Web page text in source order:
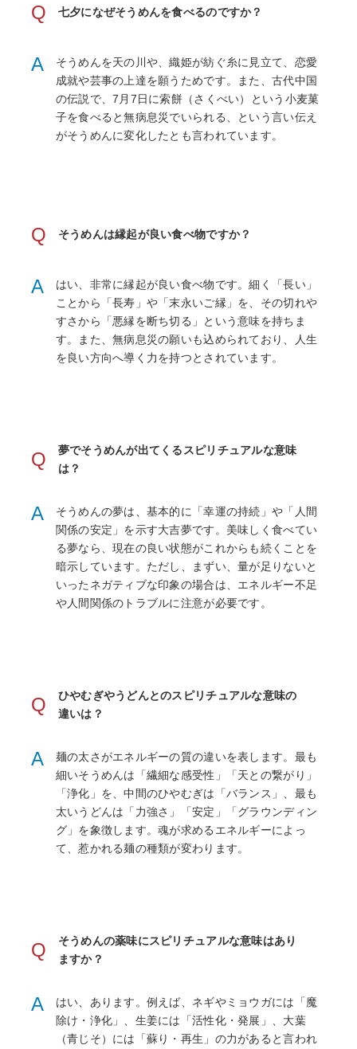
Q 七夕になぜそうめんを食べるのですか？
A
そうめんを天の川や、織姫が紡ぐ糸に見立て、恋愛
成就や芸事の上達を願うためです。また、古代中国
の伝説で、7月7日に索餅（さくべい）という小麦菓
子を食べると無病息災でいられる、という言い伝え
がそうめんに変化したとも言われています。
Q そうめんは縁起が良い食べ物ですか？
A
はい、非常に縁起が良い食べ物です。細く「長い」
ことから「長寿」や「末永いご縁」を、その切れや
すさから「悪縁を断ち切る」という意味を持ちま
す。また、無病息災の願いも込められており、人生
を良い方向へ導く力を持つとされています。
Q
夢でそうめんが出てくるスピリチュアルな意味
は？
A
そうめんの夢は、基本的に「幸運の持続」や「人間
関係の安定」を示す大吉夢です。美味しく食べてい
る夢なら、現在の良い状態がこれからも続くことを
暗示しています。ただし、まずい、量が足りないと
いったネガティブな印象の場合は、エネルギー不足
や人間関係のトラブルに注意が必要です。
Q
ひやむぎやうどんとのスピリチュアルな意味の
違いは？
A
麺の太さがエネルギーの質の違いを表します。最も
細いそうめんは「繊細な感受性」「天との繋がり」
「浄化」を、中間のひやむぎは「バランス」、最も
太いうどんは「力強さ」「安定」「グラウンディン
グ」を象徴します。魂が求めるエネルギーによっ
て、惹かれる麺の種類が変わります。
Q
そうめんの薬味にスピリチュアルな意味はあり
ますか？
A
はい、あります。例えば、ネギやミョウガには「魔
除け・浄化」、生姜には「活性化・発展」、大葉
（青じそ）には「蘇り・再生」の力があると言われ